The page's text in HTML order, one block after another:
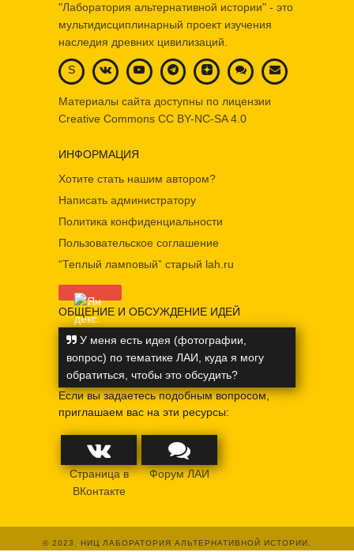
"Лаборатория альтернативной истории" - это
мультидисциплинарный проект изучения
наследия древних цивилизаций.
S
Материалы сайта доступны по лицензии
Creative Commons CC BY-NC-SA 4.0
ИНФОРМАЦИЯ
Хотите стать нашим автором?
Написать администратору
Политика конфиденциальности
Пользовательское соглашение
“Теплый ламповый” старый lah.ru
ОБЩЕНИЕ И ОБСУЖДЕНИЕ ИДЕЙ
У меня есть идея (фотографии,
вопрос) по тематике ЛАИ, куда я могу
обратиться, чтобы это обсудить?
Если вы задаетесь подобным вопросом,
приглашаем вас на эти ресурсы:
Страница в
ВКонтакте
Форум ЛАИ
© 2023. НИЦ ЛАБОРАТОРИЯ АЛЬТЕРНАТИВНОЙ ИСТОРИИ.